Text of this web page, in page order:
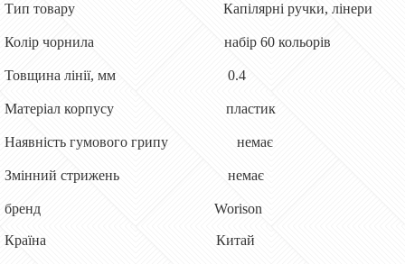
Тип товару Капілярні ручки, лінери
Колір чорнила набір 60 кольорів
Товщина лінії, мм 0.4
Матеріал корпусу пластик
Наявність гумового грипу немає
Змінний стрижень немає
бренд Worison
Країна Китай